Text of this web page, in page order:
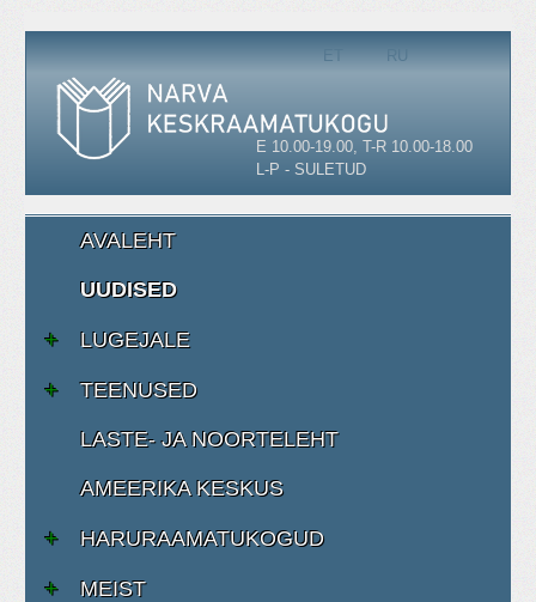
ET RU
E 10.00-19.00, T-R 10.00-18.00
L-P - SULETUD
AVALEHT
UUDISED
LUGEJALE
TEENUSED
LASTE- JA NOORTELEHT
AMEERIKA KESKUS
HARURAAMATUKOGUD
MEIST